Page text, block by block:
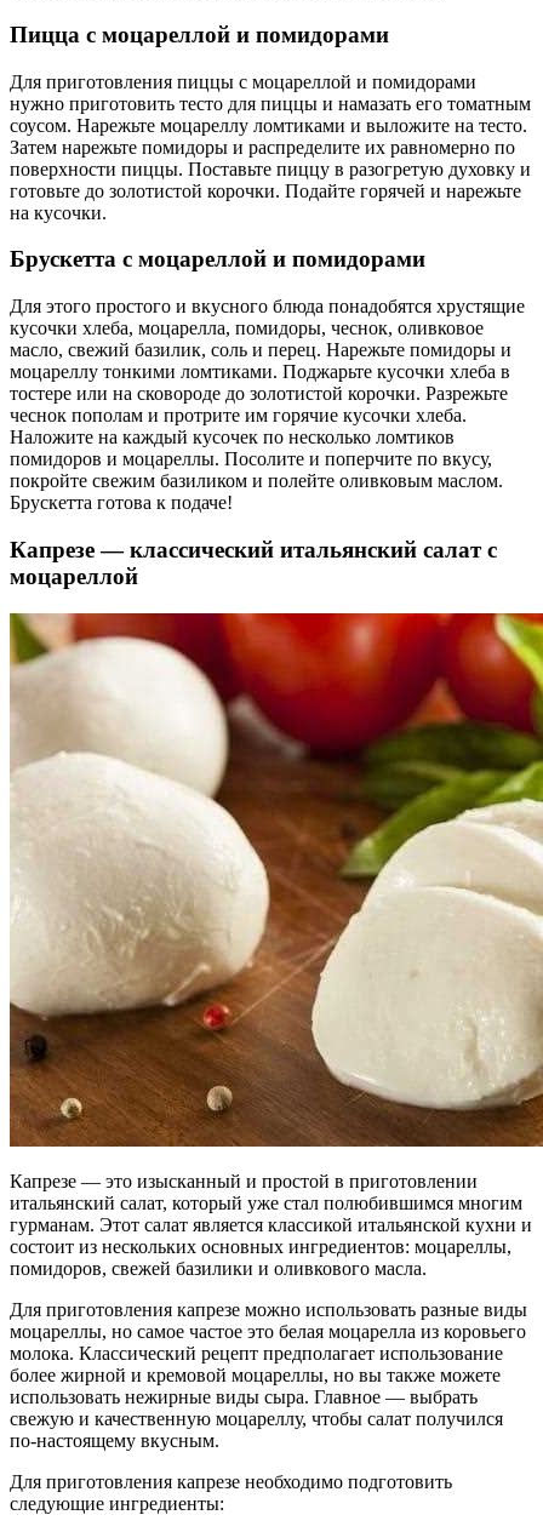
Пицца с моцареллой и помидорами
Для приготовления пиццы с моцареллой и помидорами
нужно приготовить тесто для пиццы и намазать его томатным
соусом. Нарежьте моцареллу ломтиками и выложите на тесто.
Затем нарежьте помидоры и распределите их равномерно по
поверхности пиццы. Поставьте пиццу в разогретую духовку и
готовьте до золотистой корочки. Подайте горячей и нарежьте
на кусочки.
Брускетта с моцареллой и помидорами
Для этого простого и вкусного блюда понадобятся хрустящие
кусочки хлеба, моцарелла, помидоры, чеснок, оливковое
масло, свежий базилик, соль и перец. Нарежьте помидоры и
моцареллу тонкими ломтиками. Поджарьте кусочки хлеба в
тостере или на сковороде до золотистой корочки. Разрежьте
чеснок пополам и протрите им горячие кусочки хлеба.
Наложите на каждый кусочек по несколько ломтиков
помидоров и моцареллы. Посолите и поперчите по вкусу,
покройте свежим базиликом и полейте оливковым маслом.
Брускетта готова к подаче!
Капрезе — классический итальянский салат с
моцареллой
Капрезе — это изысканный и простой в приготовлении
итальянский салат, который уже стал полюбившимся многим
гурманам. Этот салат является классикой итальянской кухни и
состоит из нескольких основных ингредиентов: моцареллы,
помидоров, свежей базилики и оливкового масла.
Для приготовления капрезе можно использовать разные виды
моцареллы, но самое частое это белая моцарелла из коровьего
молока. Классический рецепт предполагает использование
более жирной и кремовой моцареллы, но вы также можете
использовать нежирные виды сыра. Главное — выбрать
свежую и качественную моцареллу, чтобы салат получился
по-настоящему вкусным.
Для приготовления капрезе необходимо подготовить
следующие ингредиенты: